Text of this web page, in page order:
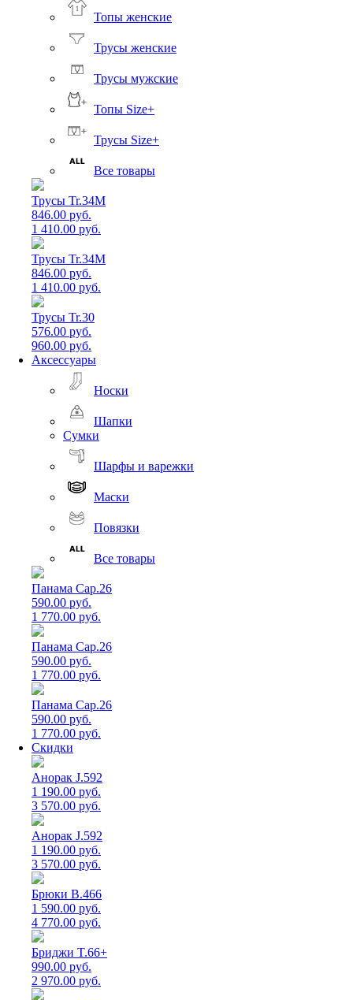
Топы женские
Трусы женские
Трусы мужские
Топы Size+
Трусы Size+
Все товары
Трусы Tr.34M
846.00 руб.
1 410.00 руб.
Трусы Tr.34M
846.00 руб.
1 410.00 руб.
Трусы Tr.30
576.00 руб.
960.00 руб.
Аксессуары
Носки
Шапки
Сумки
Шарфы и варежки
Маски
Повязки
Все товары
Панама Cap.26
590.00 руб.
1 770.00 руб.
Панама Cap.26
590.00 руб.
1 770.00 руб.
Панама Cap.26
590.00 руб.
1 770.00 руб.
Скидки
Анорак J.592
1 190.00 руб.
3 570.00 руб.
Анорак J.592
1 190.00 руб.
3 570.00 руб.
Брюки B.466
1 590.00 руб.
4 770.00 руб.
Бриджи T.66+
990.00 руб.
2 970.00 руб.